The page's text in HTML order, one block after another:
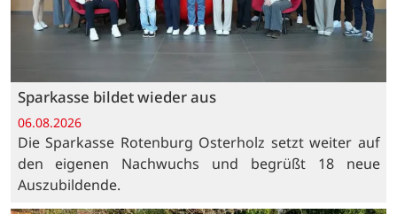
Sparkasse bildet wieder aus
06.08.2026
Die Sparkasse Rotenburg Osterholz setzt weiter auf
den eigenen Nachwuchs und begrüßt 18 neue
Auszubildende.